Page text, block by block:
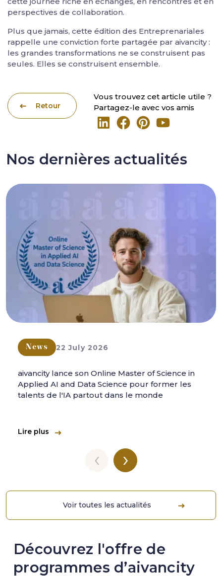
perspectives de collaboration.
Plus que jamais, cette édition des Entreprenariales
rappelle une conviction forte partagée par aivancity :
les grandes transformations ne se construisent pas
seules. Elles se construisent ensemble.
Retour
Vous trouvez cet article utile ?
Partagez-le avec vos amis
Nos dernières actualités
News 22 July 2026
aivancity lance son Online Master of Science in
Applied AI and Data Science pour former les
talents de l'IA partout dans le monde
Lire plus
‹ ›
Voir toutes les actualités
Découvrez l'offre de
programmes d’aivancity